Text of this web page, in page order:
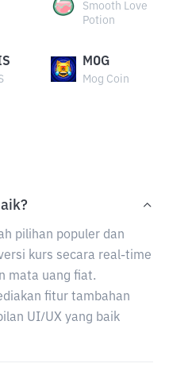
Smooth Love
Potion
MOG
Mog Coin
pilihan populer dan
kurs secara real-time
mata uang fiat.
fitur tambahan
UI/UX yang baik